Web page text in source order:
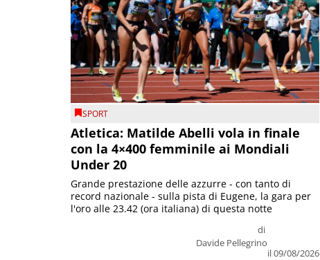
SPORT
Atletica: Matilde Abelli vola in finale
con la 4×400 femminile ai Mondiali
Under 20
di
Davide Pellegrino
il 09/08/2026
Grande prestazione delle azzurre - con tanto di
record nazionale - sulla pista di Eugene, la gara per
l'oro alle 23.42 (ora italiana) di questa notte